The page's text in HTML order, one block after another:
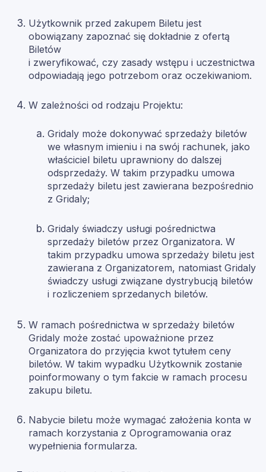
Użytkownik przed zakupem Biletu jest
obowiązany zapoznać się dokładnie z ofertą
Biletów
i zweryfikować, czy zasady wstępu i uczestnictwa
odpowiadają jego potrzebom oraz oczekiwaniom.
W zależności od rodzaju Projektu:
Gridaly może dokonywać sprzedaży biletów
we własnym imieniu i na swój rachunek, jako
właściciel biletu uprawniony do dalszej
odsprzedaży. W takim przypadku umowa
sprzedaży biletu jest zawierana bezpośrednio
z Gridaly;
Gridaly świadczy usługi pośrednictwa
sprzedaży biletów przez Organizatora. W
takim przypadku umowa sprzedaży biletu jest
zawierana z Organizatorem, natomiast Gridaly
świadczy usługi związane dystrybucją biletów
i rozliczeniem sprzedanych biletów.
W ramach pośrednictwa w sprzedaży biletów
Gridaly może zostać upoważnione przez
Organizatora do przyjęcia kwot tytułem ceny
biletów. W takim wypadku Użytkownik zostanie
poinformowany o tym fakcie w ramach procesu
zakupu biletu.
Nabycie biletu może wymagać założenia konta w
ramach korzystania z Oprogramowania oraz
wypełnienia formularza.